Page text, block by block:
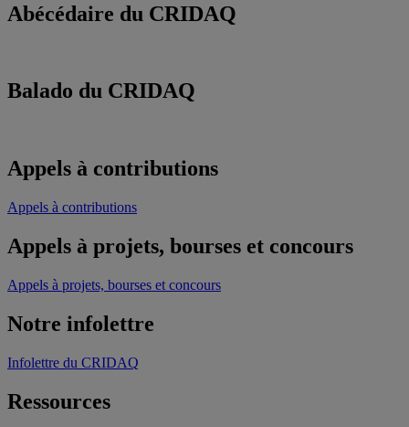
Abécédaire du CRIDAQ
Balado du CRIDAQ
Appels à contributions
Appels à contributions
Appels à projets, bourses et concours
Appels à projets, bourses et concours
Notre infolettre
Infolettre du CRIDAQ
Ressources